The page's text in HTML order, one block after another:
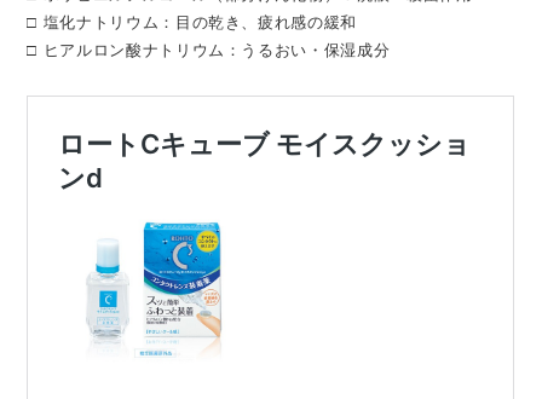
□ 塩化ナトリウム：目の乾き、疲れ感の緩和
□ ヒアルロン酸ナトリウム：うるおい・保湿成分